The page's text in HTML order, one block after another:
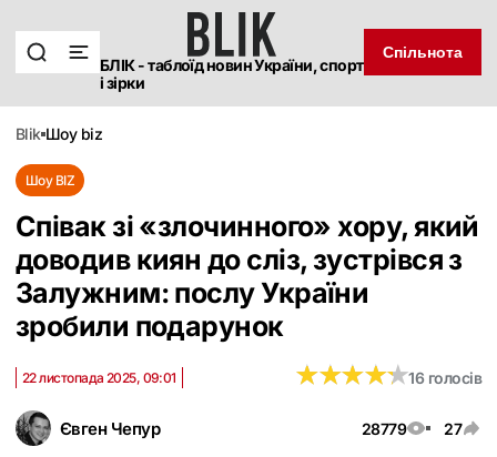
БЛІК - таблоїд новин України, спорт
і зірки
Спільнота
blik шоу biz
Шоу BIZ
Співак зі «‎злочинного» хору, який
доводив киян до сліз, зустрівся з
Залужним: послу України
зробили подарунок
Євген Чепур 28779 27
22 листопада 2025, 09:01 ★★★★★
★★★★★16 голосів